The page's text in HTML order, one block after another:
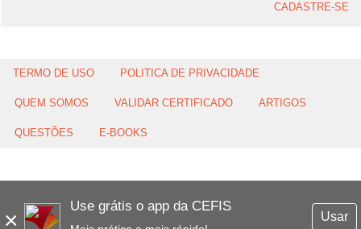
×
Use grátis o app da CEFIS
Usar
CADASTRE-SE
TERMO DE USO POLITICA DE PRIVACIDADE
QUEM SOMOS VALIDAR CERTIFICADO ARTIGOS
QUESTÕES E-BOOKS